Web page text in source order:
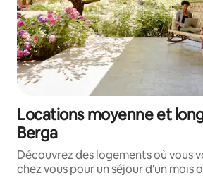
Locations moyenne et
Berga
Découvrez des logements où vous
chez vous pour un séjour d'un mois